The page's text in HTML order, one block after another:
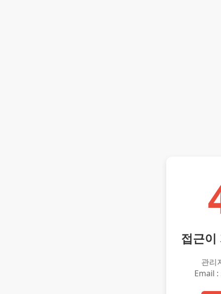
접근이
관리
Email